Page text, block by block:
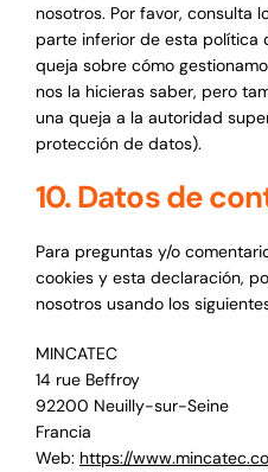
nosotros. Por favor, consulta
parte inferior de esta política
queja sobre cómo
nos la hicieras saber, pero
una queja a la autoridad
protección de datos).
10. Datos de
Para preguntas y/o
cookies y esta declaración,
nosotros usando los
MINCATEC
14 rue Beffroy
92200 Neuilly-sur-Seine
Francia
Web: https://